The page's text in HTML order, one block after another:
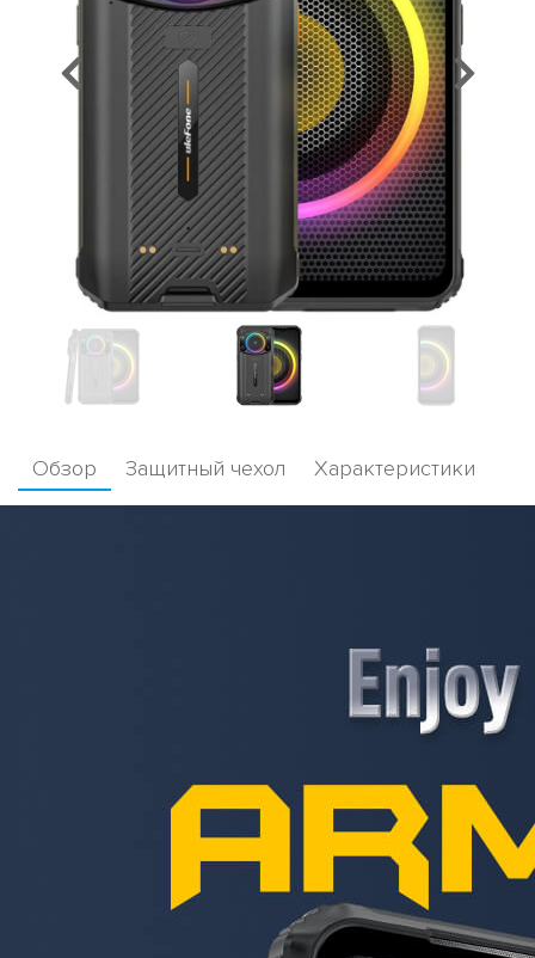
Предыдущий
Обзор Защитный чехол Характеристики